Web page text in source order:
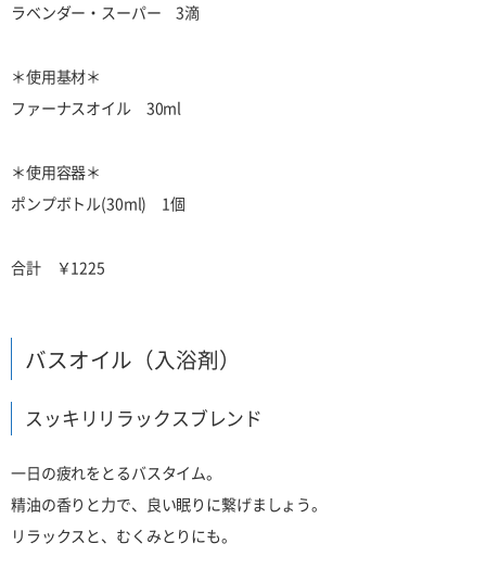
ラベンダー・スーパー 3滴
＊使用基材＊
ファーナスオイル 30ml
＊使用容器＊
ポンプボトル(30ml) 1個
合計 ￥1225
バスオイル（入浴剤）
スッキリリラックスブレンド
一日の疲れをとるバスタイム。
精油の香りと力で、良い眠りに繋げましょう。
リラックスと、むくみとりにも。